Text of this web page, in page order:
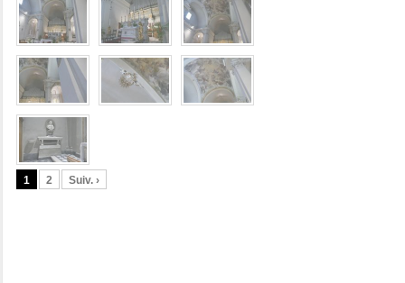
1 2 Suiv. ›